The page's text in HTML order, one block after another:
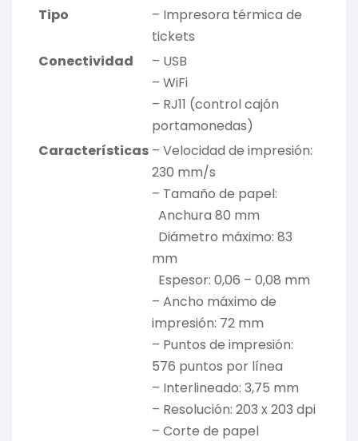
Tipo
– Impresora térmica de
tickets
Conectividad
– USB
– WiFi
– RJ11 (control cajón
portamonedas)
Características – Velocidad de impresión:
230 mm/s
– Tamaño de papel:
Anchura 80 mm
Diámetro máximo: 83
mm
Espesor: 0,06 – 0,08 mm
– Ancho máximo de
impresión: 72 mm
– Puntos de impresión:
576 puntos por línea
– Interlineado: 3,75 mm
– Resolución: 203 x 203 dpi
– Corte de papel